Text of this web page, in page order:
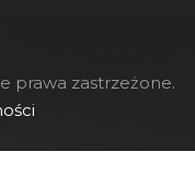
prawa zastrzeżone.